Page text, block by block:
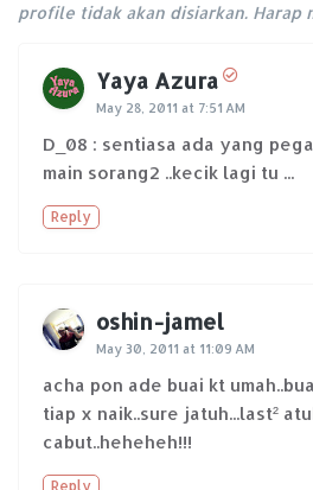
profile tidak akan disiarkan. Harap
Yaya Azura
May 28, 2011 at 7:51 AM
D_08 : sentiasa ada yang
main sorang2 ..kecik lagi tu ...
Reply
oshin-jamel
May 30, 2011 at 11:09 AM
acha pon ade buai kt
tiap x naik..sure jatuh...last²
cabut..heheheh!!!
Reply